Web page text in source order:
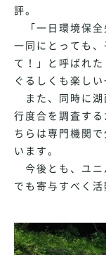
評。
「一日環境保全
一同にとっても
て！」と呼ばれ
ぐるしくも楽しい
また、同時に湖
行度合を調査す
ちらは専門機関
います。
今後とも、ユニ
でも寄与すべく活